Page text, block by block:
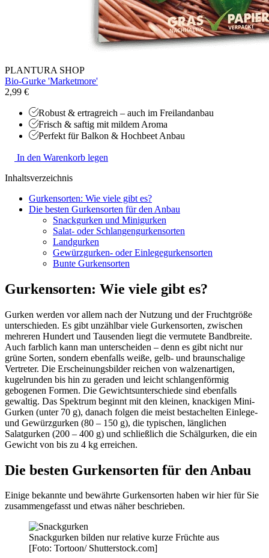
PLANTURA SHOP
Bio-Gurke 'Marketmore'
2,99 €
Robust & ertragreich – auch im Freilandanbau
Frisch & saftig mit mildem Aroma
Perfekt für Balkon & Hochbeet Anbau
In den Warenkorb legen
Inhaltsverzeichnis
Gurkensorten: Wie viele gibt es?
Die besten Gurkensorten für den Anbau
Snackgurken und Minigurken
Salat- oder Schlangengurkensorten
Landgurken
Gewürzgurken- oder Einlegegurkensorten
Bunte Gurkensorten
Gurkensorten: Wie viele gibt es?
Gurken werden vor allem nach der Nutzung und der Fruchtgröße
unterschieden. Es gibt unzählbar viele Gurkensorten, zwischen
mehreren Hundert und Tausenden liegt die vermutete Bandbreite.
Auch farblich kann man unterscheiden – denn es gibt nicht nur
grüne Sorten, sondern ebenfalls weiße, gelb- und braunschalige
Vertreter. Die Erscheinungsbilder reichen von walzenartigen,
kugelrunden bis hin zu geraden und leicht schlangenförmig
gebogenen Formen. Die Gewichtsunterschiede sind ebenfalls
gewaltig. Das Spektrum beginnt mit den kleinen, knackigen Mini-
Gurken (unter 70 g), danach folgen die meist bestachelten Einlege-
und Gewürzgurken (80 – 150 g), die typischen, länglichen
Salatgurken (200 – 400 g) und schließlich die Schälgurken, die ein
Gewicht von bis zu 4 kg erreichen.
Die besten Gurkensorten für den Anbau
Einige bekannte und bewährte Gurkensorten haben wir hier für Sie
zusammengefasst und etwas näher beschrieben.
Snackgurken bilden nur relative kurze Früchte aus
[Foto: Tortoon/ Shutterstock.com]